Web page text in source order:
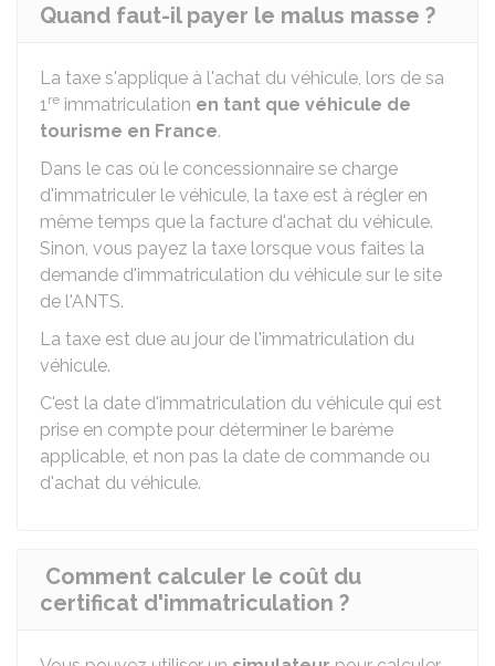
Quand faut-il payer le malus masse ?
La taxe s'applique à l'achat du véhicule, lors de sa
1re immatriculation en tant que véhicule de
tourisme en France.
Dans le cas où le concessionnaire se charge
d'immatriculer le véhicule, la taxe est à régler en
même temps que la facture d'achat du véhicule.
Sinon, vous payez la taxe lorsque vous faites la
demande d'immatriculation du véhicule sur le site
de l'ANTS.
La taxe est due au jour de l'immatriculation du
véhicule.
C'est la date d'immatriculation du véhicule qui est
prise en compte pour déterminer le barème
applicable, et non pas la date de commande ou
d'achat du véhicule.
Comment calculer le coût du
certificat d'immatriculation ?